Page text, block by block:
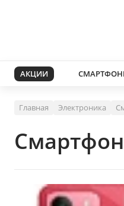
АКЦИИ
Главная Электроника
Смартфон